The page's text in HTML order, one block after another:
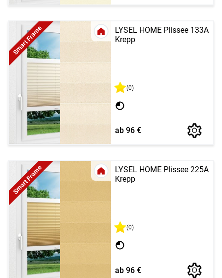
LYSEL HOME Plissee 133A
Krepp
Smart Frame
(0)
ab 96 €
LYSEL HOME Plissee 225A
Krepp
Smart Frame
(0)
ab 96 €